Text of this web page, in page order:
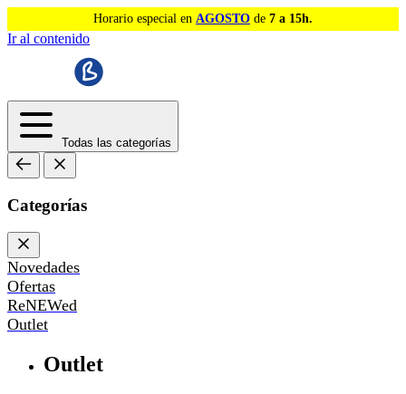
Horario especial en AGOSTO de 7 a 15h.
Ir al contenido
Todas las categorías
Categorías
Novedades
Ofertas
ReNEWed
Outlet
Outlet